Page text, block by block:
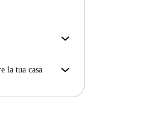
un hotel e
la tua casa